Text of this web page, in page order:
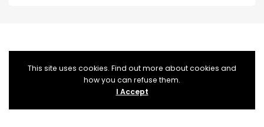
This site uses cookies. Find out more about cookies and
how you can refuse them.
I Accept